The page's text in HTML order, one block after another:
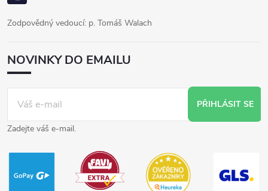
Zodpovědný vedoucí: p. Tomáš Walach
NOVINKY DO EMAILU
PŘIHLÁSIT SE
Zadejte váš e-mail.